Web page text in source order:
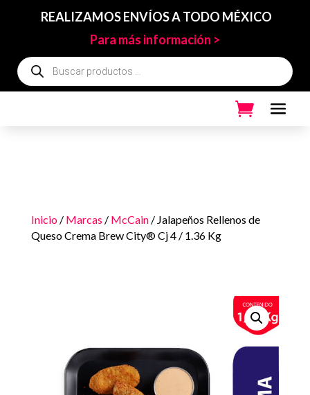
REALIZAMOS ENVÍOS A TODO MÉXICO
Para más información >
Búsqueda
de
productos
Inicio/ Marcas / McCain/ Jalapeños Rellenos de
Queso Crema Brew City® Cj 4 / 1.36 Kg